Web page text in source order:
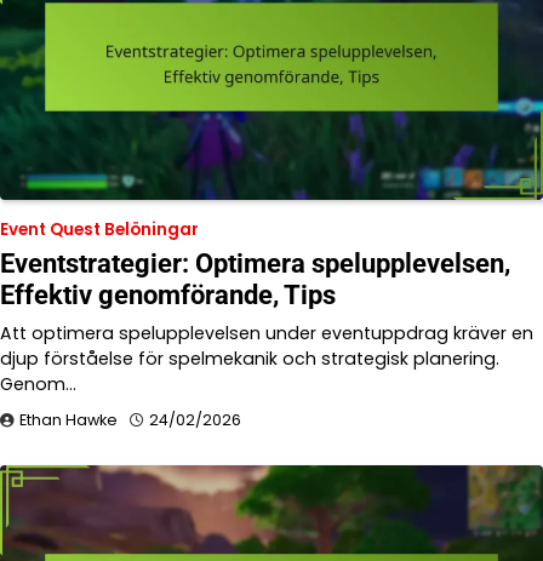
Event Quest Belöningar
Eventstrategier: Optimera spelupplevelsen,
Effektiv genomförande, Tips
Att optimera spelupplevelsen under eventuppdrag kräver en
djup förståelse för spelmekanik och strategisk planering.
Genom…
Ethan Hawke 24/02/2026